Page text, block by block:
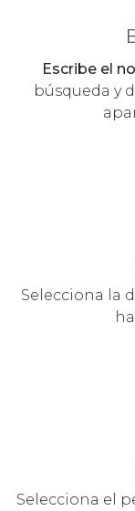
Escribe el
búsqueda y
Selecciona la
Selecciona el